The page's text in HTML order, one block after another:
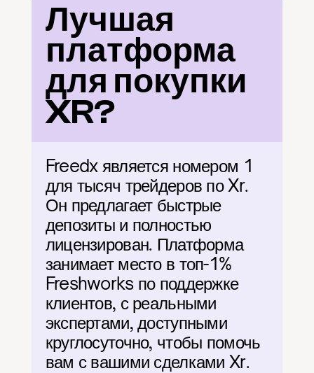
Лучшая
платформа
для покупки
XR?
Freedx является номером 1
для тысяч трейдеров по Xr.
Он предлагает быстрые
депозиты и полностью
лицензирован. Платформа
занимает место в топ-1%
Freshworks по поддержке
клиентов, с реальными
экспертами, доступными
круглосуточно, чтобы помочь
вам с вашими сделками Xr.